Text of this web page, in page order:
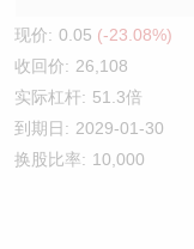
现价: 0.05 (-23.08%)
收回价: 26,108
实际杠杆: 51.3倍
到期日: 2029-01-30
换股比率: 10,000